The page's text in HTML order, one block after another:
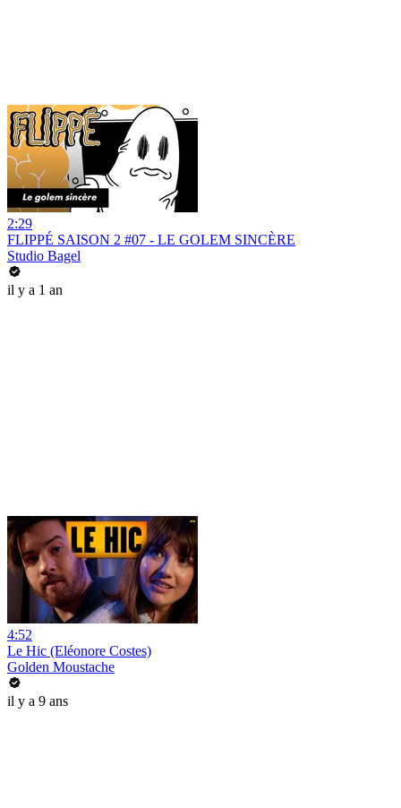
2:29
FLIPPÉ SAISON 2 #07 - LE GOLEM SINCÈRE
Studio Bagel
il y a 1 an
4:52
Le Hic (Eléonore Costes)
Golden Moustache
il y a 9 ans